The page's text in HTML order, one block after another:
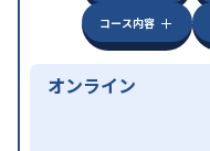
コース内容
オンライン